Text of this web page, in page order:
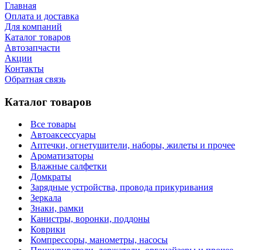
Главная
Оплата и доставка
Для компаний
Каталог товаров
Автозапчасти
Акции
Контакты
Обратная связь
Каталог товаров
Все товары
Автоаксессуары
Аптечки, огнетушители, наборы, жилеты и прочее
Ароматизаторы
Влажные салфетки
Домкраты
Зарядные устройства, провода прикуривания
Зеркала
Знаки, рамки
Канистры, воронки, поддоны
Коврики
Компрессоры, манометры, насосы